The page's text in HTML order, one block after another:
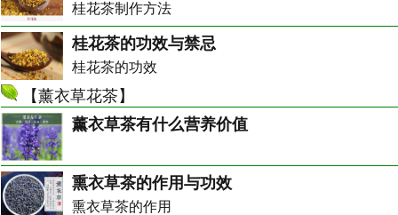
桂花茶制作方法
桂花茶的功效与禁忌
桂花茶的功效
【薰衣草花茶】
薰衣草茶有什么营养价值
熏衣草茶的作用与功效
熏衣草茶的作用